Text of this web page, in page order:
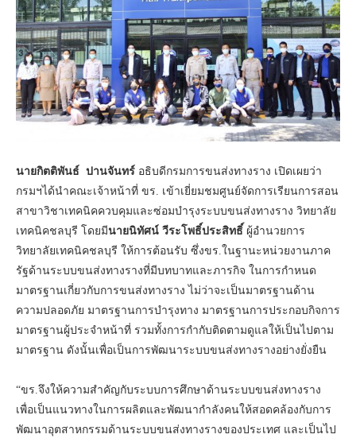
นายกิตติพันธ์ ปานจันทร์ อธิบดีกรมการขนส่งทางราง เปิดเผยว่า
กรมฯได้นำคณะเจ้าหน้าที่ ขร. เข้าเยี่ยมชมศูนย์จัดการเรียนการสอน
สาขาวิชาเทคนิคควบคุมและซ่อมบำรุงระบบขนส่งทางราง วิทยาลัย
เทคนิคชลบุรี โดยมีนายนิทัศน์ วีระโพธิ์ประสิทธิ์ ผู้อำนวยการ
วิทยาลัยเทคนิคชลบุรี ให้การต้อนรับ ซึ่งขร.ในฐานะหน่วยงานภาค
รัฐด้านระบบขนส่งทางรางที่มีบทบาทและภารกิจ ในการกำหนด
มาตรฐานเกี่ยวกับการขนส่งทางราง ไม่ว่าจะเป็นมาตรฐานด้าน
ความปลอดภัย มาตรฐานการบำรุงทาง มาตรฐานการประกอบกิจการ
มาตรฐานผู้ประจำหน้าที่ รวมทั้งการกำกับติดตามดูแลให้เป็นไปตาม
มาตรฐาน ดังนั้นเพื่อเป็นการพัฒนาระบบขนส่งทางรางอย่างยั่งยืน
“ขร.จึงให้ความสำคัญกับระบบการศึกษาด้านระบบขนส่งทางราง
เพื่อเป็นแนวทางในการผลิตและพัฒนากำลังคนให้สอดคล้องกับการ
พัฒนาอุตสาหกรรมด้านระบบขนส่งทางรางของประเทศ และเป็นไป